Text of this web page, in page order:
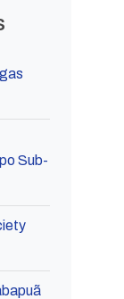
Sub-